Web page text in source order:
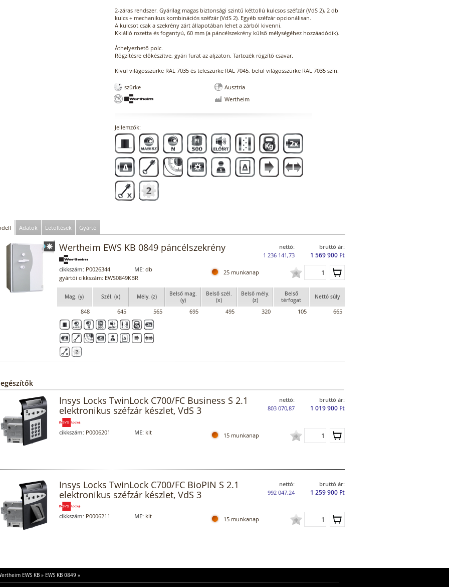
2-záras rendszer. Gyárilag magas biztonsági szintű kéttollú kulcsos széfzár (VdS 2), 2 db
kulcs + mechanikus kombinációs széfzár (VdS 2). Egyéb széfzár opcionálisan.
A kulcsot csak a szekrény zárt állapotában lehet a zárból kivenni.
Kkiálló rozetta és fogantyú, 60 mm (a páncélszekrény külső mélységéhez hozzáadódik).
Áthelyezhető polc.
Rögzítésre előkészítve, gyári furat az aljzaton. Tartozék rögzítő csavar.
Kívül világosszürke RAL 7035 és teleszürke RAL 7045, belül világosszürke RAL 7035 szín.
szürke
Ausztria
Wertheim
Jellemzők:
Adatok Letöltések Gyártó
nettó:
1 236 141,73
bruttó ár:
1 569 900 Ft
Wertheim EWS KB 0849 páncélszekrény
cikkszám: P0026344 ME: db 25 munkanap
gyártói cikkszám: EWS0849KBR
Mag. (y) Szél. (x) Mély. (z)
Belső mag.
(y)
Belső szél.
(x)
Belső mély.
(z)
Belső
térfogat
Nettó súly
848 645 565 695 495 320 105 665
nettó:
803 070,87
bruttó ár:
1 019 900 Ft
Insys Locks TwinLock C700/FC Business S 2.1
elektronikus széfzár készlet, VdS 3
cikkszám: P0006201 ME: klt 15 munkanap
nettó:
992 047,24
bruttó ár:
1 259 900 Ft
Insys Locks TwinLock C700/FC BioPIN S 2.1
elektronikus széfzár készlet, VdS 3
cikkszám: P0006211 ME: klt 15 munkanap
EWS KB» EWS KB 0849»